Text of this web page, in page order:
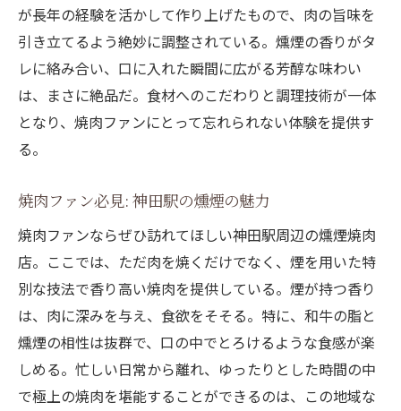
が長年の経験を活かして作り上げたもので、肉の旨味を
引き立てるよう絶妙に調整されている。燻煙の香りがタ
レに絡み合い、口に入れた瞬間に広がる芳醇な味わい
は、まさに絶品だ。食材へのこだわりと調理技術が一体
となり、焼肉ファンにとって忘れられない体験を提供す
る。
焼肉ファン必見: 神田駅の燻煙の魅力
焼肉ファンならぜひ訪れてほしい神田駅周辺の燻煙焼肉
店。ここでは、ただ肉を焼くだけでなく、煙を用いた特
別な技法で香り高い焼肉を提供している。煙が持つ香り
は、肉に深みを与え、食欲をそそる。特に、和牛の脂と
燻煙の相性は抜群で、口の中でとろけるような食感が楽
しめる。忙しい日常から離れ、ゆったりとした時間の中
で極上の焼肉を堪能することができるのは、この地域な